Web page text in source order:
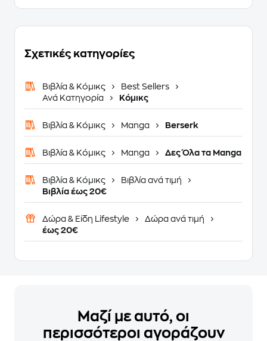
Σχετικές κατηγορίες
Βιβλία & Κόμικς
Best Sellers
Ανά Κατηγορία
Κόμικς
Βιβλία & Κόμικς Manga Berserk
Βιβλία & Κόμικς Manga Δες Όλα τα Manga
Βιβλία & Κόμικς
Βιβλία ανά τιμή
Βιβλία έως 20€
Δώρα & Είδη Lifestyle
Δώρα ανά τιμή
έως 20€
Μαζί με αυτό, οι
περισσότεροι αγοράζουν